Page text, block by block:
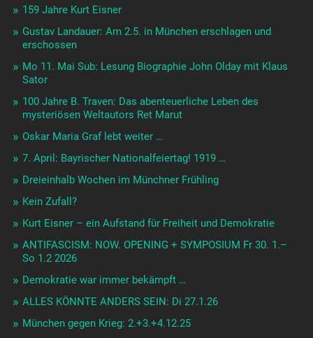
159 Jahre Kurt Eisner
Gustav Landauer: Am 2.5. in München erschlagen und
erschossen
Mo 11. Mai Sub: Lesung Biographie John Olday mit Klaus
Sator
100 Jahre B. Traven: Das abenteuerliche Leben des
mysteriösen Weltautors Ret Marut
Oskar Maria Graf lebt weiter …
7. April: Bayrischer Nationalfeiertag! 1919 …
Dreieinhalb Wochen im Münchner Frühling
Kein Zufall?
Kurt Eisner – ein Aufstand für Freiheit und Demokratie
ANTIFASCISM: NOW. OPENING + SYMPOSIUM Fr 30. 1.–
So 1.2 2026
Demokratie war immer bekämpft …
ALLES KÖNNTE ANDERS SEIN: Di 27.1.26
München gegen Krieg: 2.+3.+4.12.25